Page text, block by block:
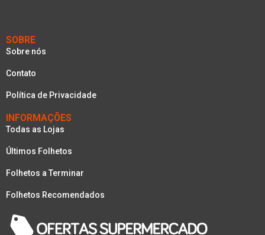
SOBRE
Sobre nós
Contato
Política de Privacidade
INFORMAÇÕES
Todas as Lojas
Últimos Folhetos
Folhetos a Terminar
Folhetos Recomendados